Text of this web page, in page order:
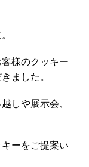
様のクッキー
ました。
しや展示会、
ーをご提案い